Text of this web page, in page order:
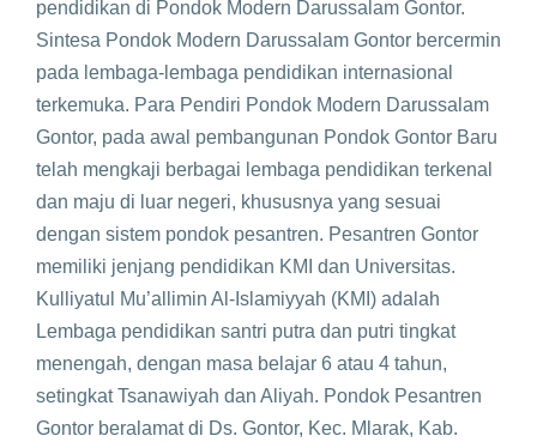
pendidikan di Pondok Modern Darussalam Gontor.
Sintesa Pondok Modern Darussalam Gontor bercermin
pada lembaga-lembaga pendidikan internasional
terkemuka. Para Pendiri Pondok Modern Darussalam
Gontor, pada awal pembangunan Pondok Gontor Baru
telah mengkaji berbagai lembaga pendidikan terkenal
dan maju di luar negeri, khususnya yang sesuai
dengan sistem pondok pesantren. Pesantren Gontor
memiliki jenjang pendidikan KMI dan Universitas.
Kulliyatul Mu’allimin Al-Islamiyyah (KMI) adalah
Lembaga pendidikan santri putra dan putri tingkat
menengah, dengan masa belajar 6 atau 4 tahun,
setingkat Tsanawiyah dan Aliyah. Pondok Pesantren
Gontor beralamat di Ds. Gontor, Kec. Mlarak, Kab.